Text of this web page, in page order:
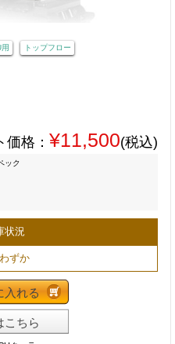
トップフロー
価格： ¥11,500(税込)
ック
状況
ずか
入れる
こちら